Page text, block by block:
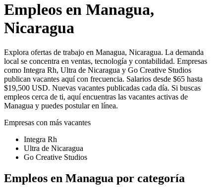
Empleos en Managua,
Nicaragua
Explora ofertas de trabajo en Managua, Nicaragua. La demanda
local se concentra en ventas, tecnología y contabilidad. Empresas
como Integra Rh, Ultra de Nicaragua y Go Creative Studios
publican vacantes aquí con frecuencia. Salarios desde $65 hasta
$19,500 USD. Nuevas vacantes publicadas cada día. Si buscas
empleos cerca de ti, aquí encuentras las vacantes activas de
Managua y puedes postular en línea.
Empresas con más vacantes
Integra Rh
Ultra de Nicaragua
Go Creative Studios
Empleos en Managua por categoría